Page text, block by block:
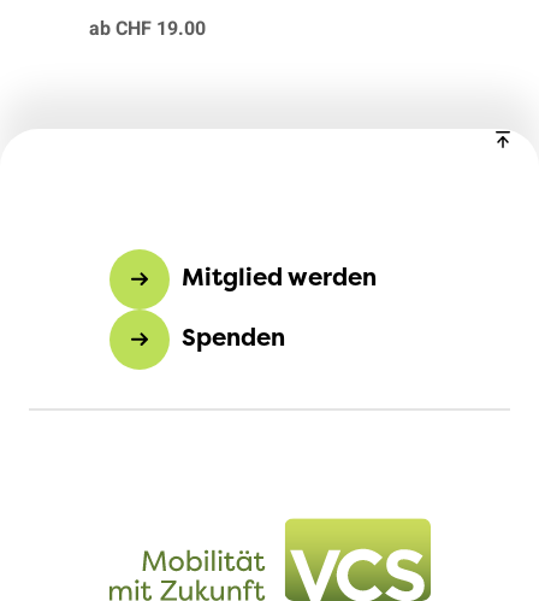
Mobilität, faires Reisen, sorgsamer
ab CHF 19.00
Mitglied werden
Spenden